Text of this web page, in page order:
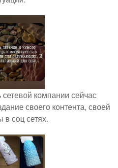
сетевой компании сейчас
своего контента, своей
в соц сетях.